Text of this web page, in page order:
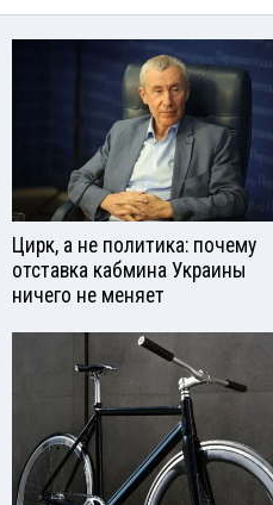
Цирк, а не политика: почему
отставка кабмина Украины
ничего не меняет